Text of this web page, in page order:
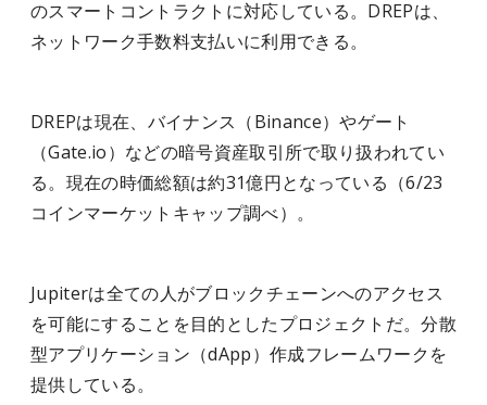
のスマートコントラクトに対応している。DREPは、
ネットワーク手数料支払いに利用できる。
DREPは現在、バイナンス（Binance）やゲート
（Gate.io）などの暗号資産取引所で取り扱われてい
る。現在の時価総額は約31億円となっている（6/23
コインマーケットキャップ調べ）。
Jupiterは全ての人がブロックチェーンへのアクセス
を可能にすることを目的としたプロジェクトだ。分散
型アプリケーション（dApp）作成フレームワークを
提供している。